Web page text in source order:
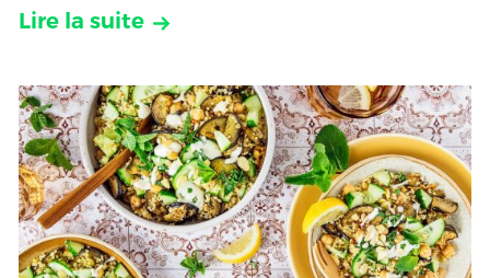
Lire la suite